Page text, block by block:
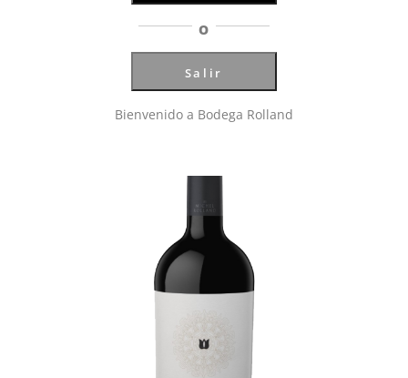
Mariflor/ Mariflor, Giulia 2018
O
Salir
Bienvenido a Bodega Rolland